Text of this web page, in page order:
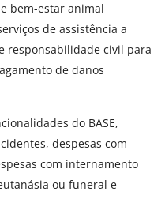
bem-estar animal
de assistência a
responsabilidade civil para
de danos
do BASE,
despesas com
com internamento
ou funeral e